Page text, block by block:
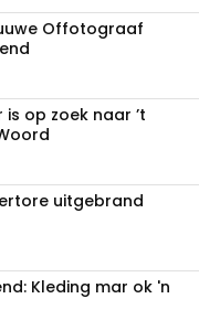
Offotograaf
is op zoek naar ’t
uitgebrand
Kleding mar ok 'n